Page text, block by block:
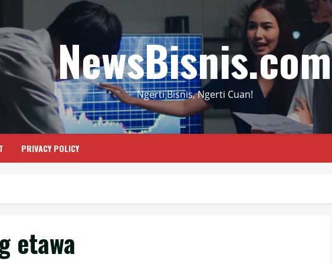
NewsBisnis.com
Ngerti Bisnis, Ngerti Cuan!
PRIVACY POLICY
etawa